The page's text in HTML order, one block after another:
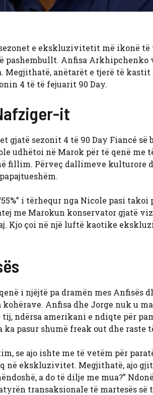
e ekskluzivitetit më ikonë
pashembullt. Anfisa Arkhipchenko
Megjithatë, anëtarët e tjerë të
4 të të fejuarit 90 Day.
it
sezonit 4 të 90 Day Fiancé së
në Marok për të qenë me
fillim. Përveç dallimeve kulturore
i tërhequr nga Nicole pasi
me Marokun konservator gjatë
Kjo çoi në një luftë kaotike
i njëjtë pa dramën mes Anfisës
Anfisa dhe Jorge nuk u
ndërsa amerikani e ndiqte për
pasur shumë freak out dhe raste
se ajo ishte me të vetëm për
në ekskluzivitet. Megjithatë, ajo
a do të dilje me mua?”
transaksionale të martesës së